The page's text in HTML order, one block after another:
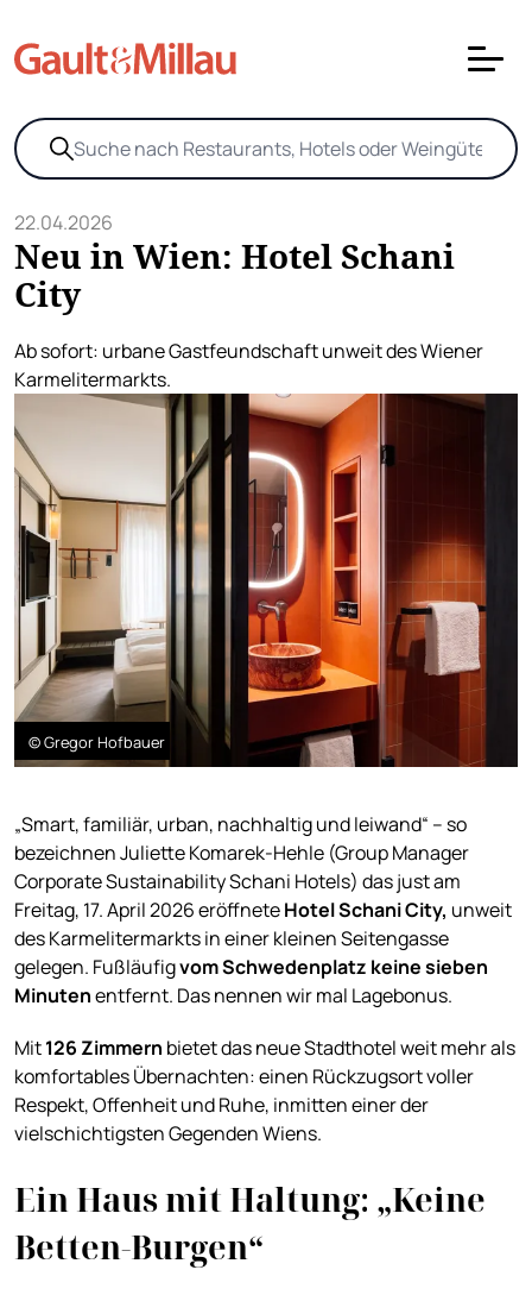
22.04.2026
Neu in Wien: Hotel Schani
City
Ab sofort: urbane Gastfeundschaft unweit des Wiener
Karmelitermarkts.
© Gregor Hofbauer
„Smart, familiär, urban, nachhaltig und leiwand“ – so
bezeichnen Juliette Komarek-Hehle (Group Manager
Corporate Sustainability Schani Hotels) das just am
Freitag, 17. April 2026 eröffneteHotel Schani City, unweit
des Karmelitermarkts in einer kleinen Seitengasse
gelegen. Fußläufigvom Schwedenplatz keine sieben
Minutenentfernt. Das nennen wir mal Lagebonus.
Mit126 Zimmern bietet das neue Stadthotel weit mehr als
komfortables Übernachten: einen Rückzugsort voller
Respekt, Offenheit und Ruhe, inmitten einer der
vielschichtigsten Gegenden Wiens.
Ein Haus mit Haltung: „Keine
Betten-Burgen“